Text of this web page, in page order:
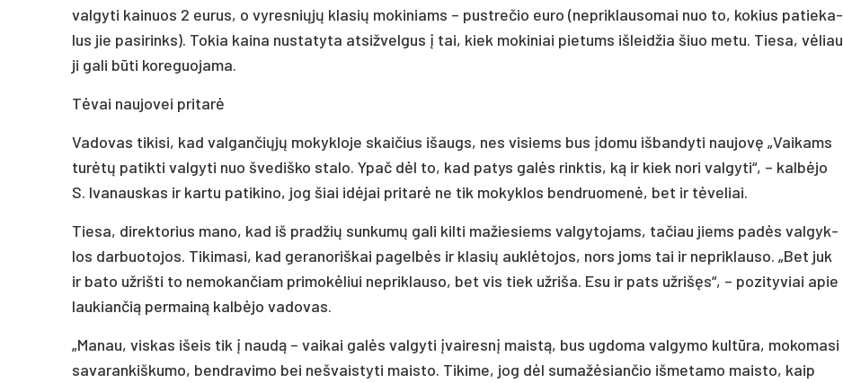
val­gy­ti kai­nuos 2 eu­rus, o vy­res­niųjų kla­sių mo­ki­niams – pust­re­čio eu­ro (ne­prik­lau­so­mai nuo to, ko­kius pa­tie­ka­
lus jie pa­si­rinks). To­kia kai­na nu­sta­ty­ta at­si­žvel­gus į tai, kiek mo­ki­niai pie­tums iš­leid­žia šiuo me­tu. Tie­sa, vėliau
ji ga­li būti ko­re­guo­ja­ma.
Tėvai nau­jo­vei pri­tarė
Va­do­vas ti­ki­si, kad val­gan­čiųjų mo­kyk­lo­je skai­čius išaugs, nes vi­siems bus įdo­mu iš­ban­dy­ti nau­jovę „Vai­kams
turėtų pa­tik­ti val­gy­ti nuo šve­diš­ko sta­lo. Ypač dėl to, kad pa­tys galės rink­tis, ką ir kiek no­ri val­gy­ti“, – kalbė­jo
S. Iva­naus­kas ir kar­tu pa­ti­ki­no, jog šiai idė­jai pri­tarė ne tik mo­kyk­los bend­ruo­menė, bet ir tėve­liai.
Tie­sa, di­rek­to­rius ma­no, kad iš pra­džių sun­kumų ga­li kil­ti ma­žie­siems val­gy­to­jams, ta­čiau jiems pa­dės val­gyk­
los dar­buo­to­jos. Ti­ki­ma­si, kad ge­ra­no­riš­kai pa­gelbės ir kla­sių auklė­to­jos, nors joms tai ir ne­prik­lau­so. „Bet juk
ir ba­to už­riš­ti to ne­mo­kan­čiam pri­mokė­liui ne­prik­lau­so, bet vis tiek už­ri­ša. Esu ir pa­ts už­rišęs“, – po­zi­ty­viai apie
lau­kian­čią per­mainą kalbė­jo va­do­vas.
„Ma­nau, vis­kas išeis tik į naudą – vai­kai galės val­gy­ti įvai­resnį maistą, bus ug­do­ma val­gy­mo kultū­ra, mo­ko­ma­si
sa­va­ran­kiš­ku­mo, bend­ra­vi­mo bei ne­švais­ty­ti mais­to. Ti­ki­me, jog dėl su­mažė­sian­čio iš­me­ta­mo mais­to, kaip